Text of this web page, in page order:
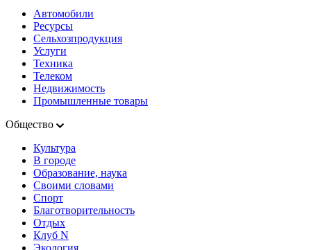
Автомобили
Ресурсы
Сельхозпродукция
Услуги
Техника
Телеком
Недвижимость
Промышленные товары
Общество
Культура
В городе
Образование, наука
Своими словами
Спорт
Благотворительность
Отдых
Клуб N
Экология